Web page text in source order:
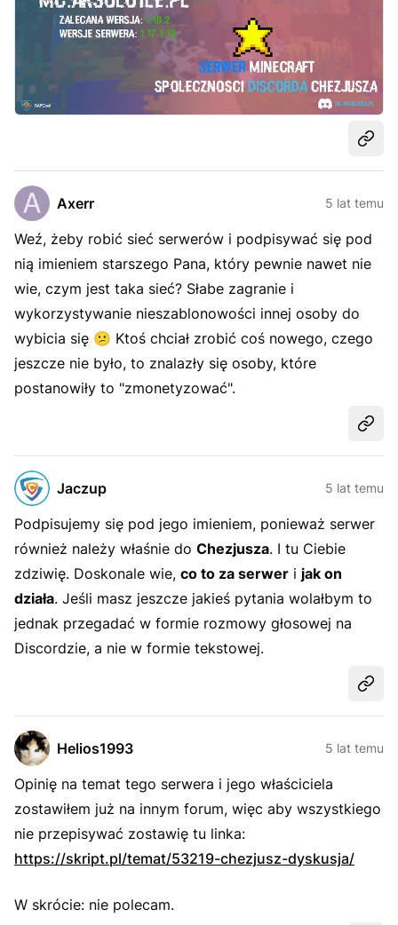
Axerr 5 lat temu
Weź, żeby robić sieć serwerów i podpisywać się pod
nią imieniem starszego Pana, który pewnie nawet nie
wie, czym jest taka sieć? Słabe zagranie i
wykorzystywanie nieszablonowości innej osoby do
wybicia się 😕 Ktoś chciał zrobić coś nowego, czego
jeszcze nie było, to znalazły się osoby, które
postanowiły to "zmonetyzować".
Jaczup 5 lat temu
Podpisujemy się pod jego imieniem, ponieważ serwer
również należy właśnie do Chezjusza. I tu Ciebie
zdziwię. Doskonale wie, co to za serwer i jak on
działa. Jeśli masz jeszcze jakieś pytania wolałbym to
jednak przegadać w formie rozmowy głosowej na
Discordzie, a nie w formie tekstowej.
Helios1993 5 lat temu
Opinię na temat tego serwera i jego właściciela
zostawiłem już na innym forum, więc aby wszystkiego
nie przepisywać zostawię tu linka:
https://skript.pl/temat/53219-chezjusz-dyskusja/
W skrócie: nie polecam.